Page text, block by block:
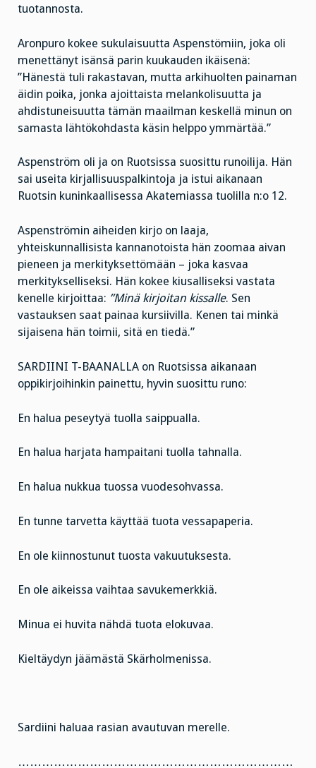
tuotannosta.
Aronpuro kokee sukulaisuutta Aspenstömiin, joka oli
menettänyt isänsä parin kuukauden ikäisenä:
”Hänestä tuli rakastavan, mutta arkihuolten painaman
äidin poika, jonka ajoittaista melankolisuutta ja
ahdistuneisuutta tämän maailman keskellä minun on
samasta lähtökohdasta käsin helppo ymmärtää.”
Aspenström oli ja on Ruotsissa suosittu runoilija. Hän
sai useita kirjallisuuspalkintoja ja istui aikanaan
Ruotsin kuninkaallisessa Akatemiassa tuolilla n:o 12.
Aspenströmin aiheiden kirjo on laaja,
yhteiskunnallisista kannanotoista hän zoomaa aivan
pieneen ja merkityksettömään – joka kasvaa
merkitykselliseksi. Hän kokee kiusalliseksi vastata
kenelle kirjoittaa: ”Minä kirjoitan kissalle. Sen
vastauksen saat painaa kursiivilla. Kenen tai minkä
sijaisena hän toimii, sitä en tiedä.”
SARDIINI T-BAANALLA on Ruotsissa aikanaan
oppikirjoihinkin painettu, hyvin suosittu runo:
En halua peseytyä tuolla saippualla.
En halua harjata hampaitani tuolla tahnalla.
En halua nukkua tuossa vuodesohvassa.
En tunne tarvetta käyttää tuota vessapaperia.
En ole kiinnostunut tuosta vakuutuksesta.
En ole aikeissa vaihtaa savukemerkkiä.
Minua ei huvita nähdä tuota elokuvaa.
Kieltäydyn jäämästä Skärholmenissa.
Sardiini haluaa rasian avautuvan merelle.
……………………………………………………………